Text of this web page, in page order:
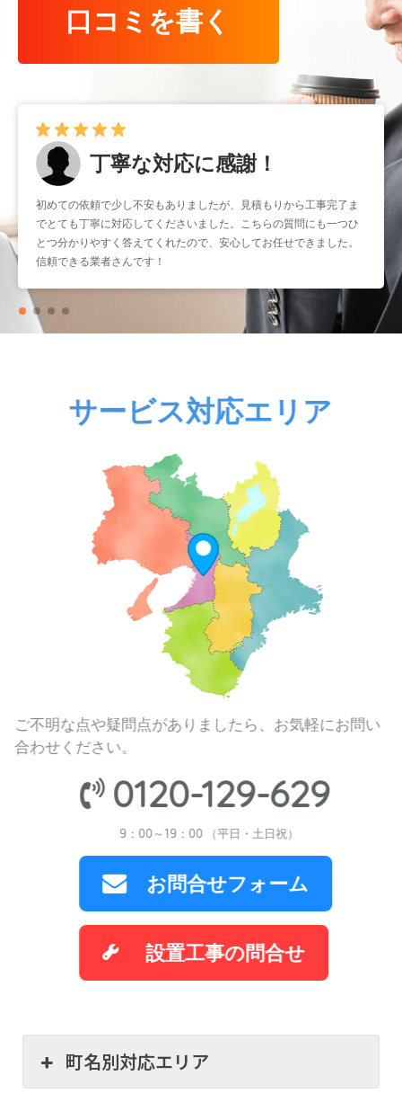
口コミを書く
丁寧な対応に感謝！
初めての依頼で少し不安もありましたが、見積もりから工事完了ま
でとても丁寧に対応してくださいました。こちらの質問にも一つひ
とつ分かりやすく答えてくれたので、安心してお任せできました。
信頼できる業者さんです！
早くて確実！
暑くなる前に取り付けをお願いしたかったのですが、予約もスムー
ズで助かりました。工事もスピーディーなのに作業はとても丁寧
で、仕上がりも大満足です。こういう業者さんにまたお願いしたい
と思いました。
サービス対応エリア
ご不明な点や疑問点がありましたら、お気軽にお問い
合わせください。
0120-129-629
9：00～19：00 （平日・土日祝）
お問合せフォーム
設置工事の問合せ
町名別対応エリア